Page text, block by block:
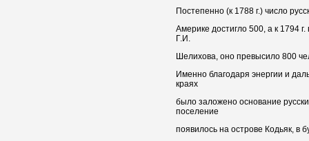
Постепенно (к 1788 г.) число
Америке достигло 500, а к 1794
Г.И.
Шелихова, оно превысило 800
Именно благодаря энергии и
краях
было заложено основание
поселение
появилось на острове Кодьяк, в